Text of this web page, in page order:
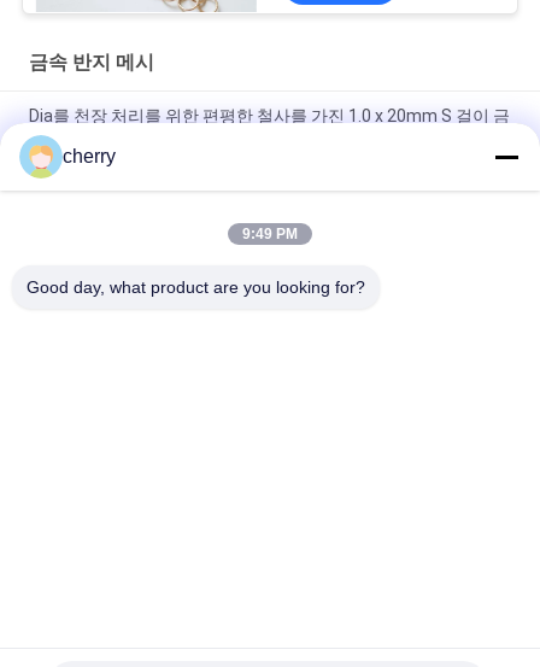
금속 반지 메시
Dia를 천장 처리를 위한 편평한 철사를 가진 1.0 x 20mm S 걸이 금
속 메시 휘장 둥글게 되십시오
금색 웰드 스테인리스 스틸 링 메시 커튼 호텔 장식
스테인레스 스틸 체인 메일 금속 Mesh 커튼 0.53x3.81mm 소방
cherry
9:49 PM
Good day, what product are you looking for?